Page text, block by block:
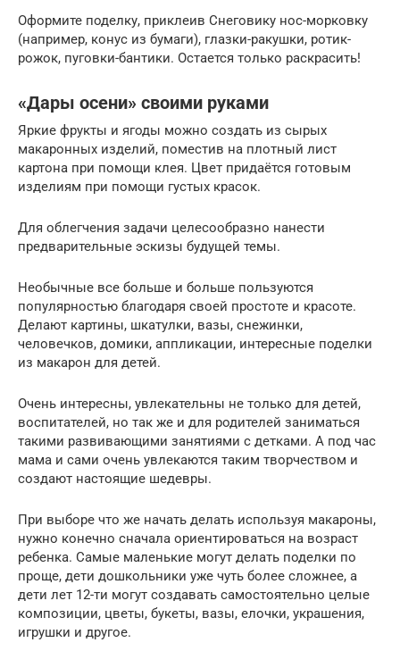
Оформите поделку, приклеив Снеговику нос-морковку
(например, конус из бумаги), глазки-ракушки, ротик-
рожок, пуговки-бантики. Остается только раскрасить!
«Дары осени» своими руками
Яркие фрукты и ягоды можно создать из сырых
макаронных изделий, поместив на плотный лист
картона при помощи клея. Цвет придаётся готовым
изделиям при помощи густых красок.
Для облегчения задачи целесообразно нанести
предварительные эскизы будущей темы.
Необычные все больше и больше пользуются
популярностью благодаря своей простоте и красоте.
Делают картины, шкатулки, вазы, снежинки,
человечков, домики, аппликации, интересные поделки
из макарон для детей.
Очень интересны, увлекательны не только для детей,
воспитателей, но так же и для родителей заниматься
такими развивающими занятиями с детками. А под час
мама и сами очень увлекаются таким творчеством и
создают настоящие шедевры.
При выборе что же начать делать используя макароны,
нужно конечно сначала ориентироваться на возраст
ребенка. Самые маленькие могут делать поделки по
проще, дети дошкольники уже чуть более сложнее, а
дети лет 12-ти могут создавать самостоятельно целые
композиции, цветы, букеты, вазы, елочки, украшения,
игрушки и другое.